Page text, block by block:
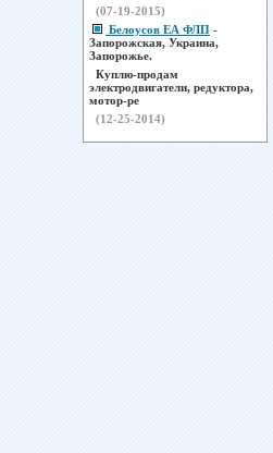
(07-19-2015)
Белоусов ЕА ФЛП -
Запорожская, Украина,
Запорожье.
Куплю-продам
электродвигатели, редуктора,
мотор-ре
(12-25-2014)